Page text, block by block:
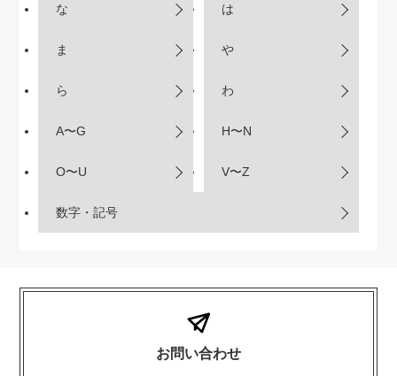
な は
ま や
ら わ
A〜G H〜N
O〜U V〜Z
数字・記号
お問い合わせ